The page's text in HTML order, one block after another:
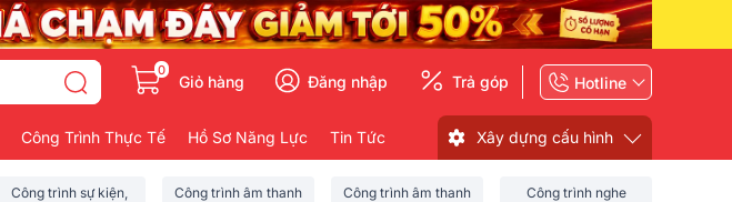
0
Giỏ hàng Đăng nhập Trả góp Hotline
Công Trình Thực Tế Hồ Sơ Năng Lực Tin Tức Xây dựng cấu hình
Công trình sự kiện,
Công trình âm thanh
Công trình âm thanh
Công trình nghe